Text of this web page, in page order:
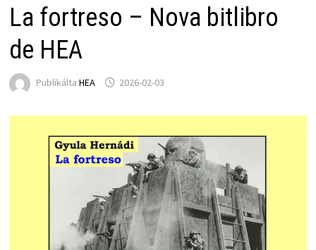
La fortreso – Nova bitlibro
de HEA
Publikálta HEA 2026-02-03